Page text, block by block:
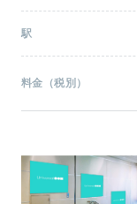
駅
料金（税別）